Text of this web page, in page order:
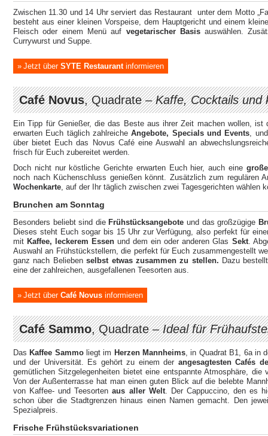
Zwischen 11.30 und 14 Uhr serviert das Restaurant
unter dem Motto
besteht aus einer kleinen Vorspeise, dem Hauptgericht und einem
Fleisch oder einem Menü auf vegetarischer Basisauswählen.
Currywurst und Suppe.
Jetzt über SYTE Restaurantinformieren
Café Novus, Quadrate –Kaffe, Cocktails und
Ein Tipp für Genießer, die das Beste aus ihrer Zeit machen wollen,
erwarten Euch täglich zahlreiche Angebote, Specials und Events ,
über bietet Euch das Novus Café eine Auswahl an
frisch für Euch zubereitet werden.
Doch nicht nur köstliche Gerichte erwarten Euch hier, auch eine
noch nach Küchenschluss genießen könnt. Zusätzlich zum regulären
Wochenkarte , auf der Ihr täglich zwischen zwei Tagesgerichten wählen
Brunchen am Sonntag
Besonders beliebt sind dieFrühstücksangeboteund das großzügige
Dieses steht Euch sogar bis 15 Uhr zur Verfügung, also perfekt für
mitKaffee, leckerem Essen und dem ein oder anderen Glas Sekt.
Auswahl an Frühstückstellern, die perfekt für Euch zusammengestellt
ganz nach Beliebenselbst etwas zusammen zu stellen. Dazu
eine der zahlreichen, ausgefallenen Teesorten aus.
Jetzt über Café Novus informieren
Café Sammo, Quadrate –Ideal für
DasKaffee Sammoliegt im Herzen Mannheims , in Quadrat B1, 6a in
und der Universität. Es gehört zu einem der angesagtesten Cafés
gemütlichen Sitzgelegenheiten bietet eine entspannte Atmosphäre,
Von der Außenterrasse hat man einen guten Blick auf die belebte
von Kaffee- und Teesortenaus aller Welt. Der Cappuccino, den es
schon über die Stadtgrenzen hinaus einen Namen gemacht. Den
Spezialpreis.
Frische Frühstücksvariationen